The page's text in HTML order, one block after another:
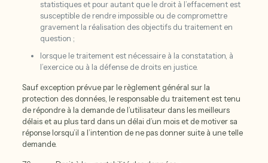
statistiques et pour autant que le droit à l’effacement est
susceptible de rendre impossible ou de compromettre
gravement la réalisation des objectifs du traitement en
question ;
lorsque le traitement est nécessaire à la constatation, à
l’exercice ou à la défense de droits en justice.
Sauf exception prévue par le règlement général sur la
protection des données, le responsable du traitement est tenu
de répondre à la demande de l’utilisateur dans les meilleurs
délais et au plus tard dans un délai d’un mois et de motiver sa
réponse lorsqu’il a l’intention de ne pas donner suite à une telle
demande.